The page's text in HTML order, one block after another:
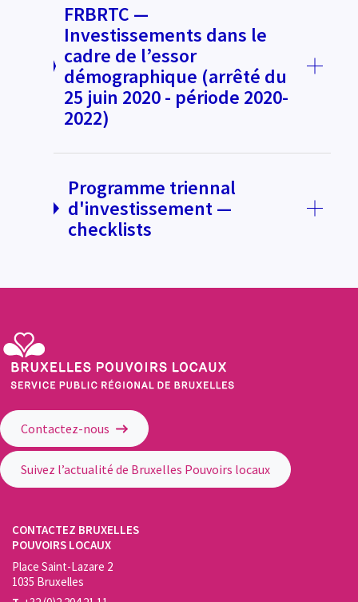
FRBRTC —
Investissements dans le
cadre de l’essor
démographique (arrêté du
25 juin 2020 - période 2020-
2022)
Programme triennal
d'investissement —
checklists
Contactez-nous
Suivez l’actualité de Bruxelles Pouvoirs locaux
CONTACTEZ BRUXELLES
POUVOIRS LOCAUX
Place Saint-Lazare 2
1035 Bruxelles